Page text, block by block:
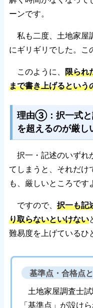
ーンです。
私も二度、土地家屋
にギリギリでした。こ
このように、 限られ
まで書き上げるという
理由③：択一式と
を超えるのが厳し
択一・記述のいずれ
てしまうと、それだけ
も、厳しいところです
ですので、 択一も記
り取らないといけない
難易度を上げているひ
基準点・合格点
土地家屋調査士試
「基準点」が設け